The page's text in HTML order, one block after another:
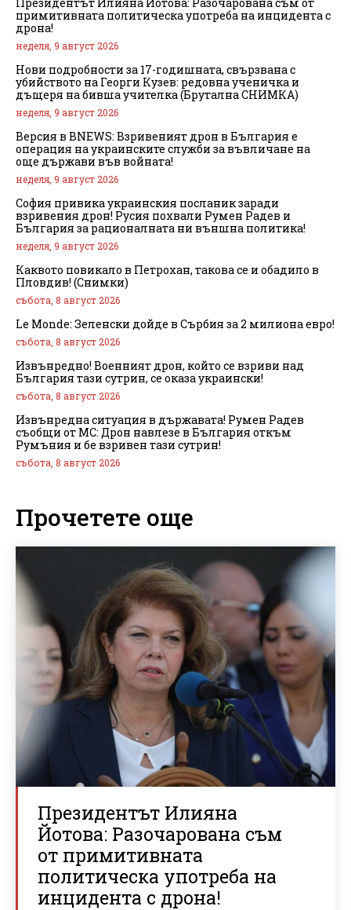
примитивната политическа употреба на инцидента с
дрона!
неделя, 9 август 2026
Нови подробности за 17-годишната, свързвана с
убийството на Георги Кузев: редовна ученичка и
дъщеря на бивша учителка (Брутална СНИМКА)
неделя, 9 август 2026
Версия в BNEWS: Взривеният дрон в България е
операция на украинските служби за въвличане на
още държави във войната!
неделя, 9 август 2026
София привика украинския посланик заради
взривения дрон! Русия похвали Румен Радев и
България за рационалната ни външна политика!
неделя, 9 август 2026
Каквото повикало в Петрохан, такова се и обадило в
Пловдив! (Снимки)
събота, 8 август 2026
Le Monde: Зеленски дойде в Сърбия за 2 милиона евро!
събота, 8 август 2026
Извънредно! Военният дрон, който се взриви над
България тази сутрин, се оказа украински!
събота, 8 август 2026
Извънредна ситуация в държавата! Румен Радев
съобщи от МС: Дрон навлезе в България откъм
Румъния и бе взривен тази сутрин!
събота, 8 август 2026
Прочетете още
Президентът Илияна
Йотова: Разочарована съм
от примитивната
политическа употреба на
инцидента с дрона!